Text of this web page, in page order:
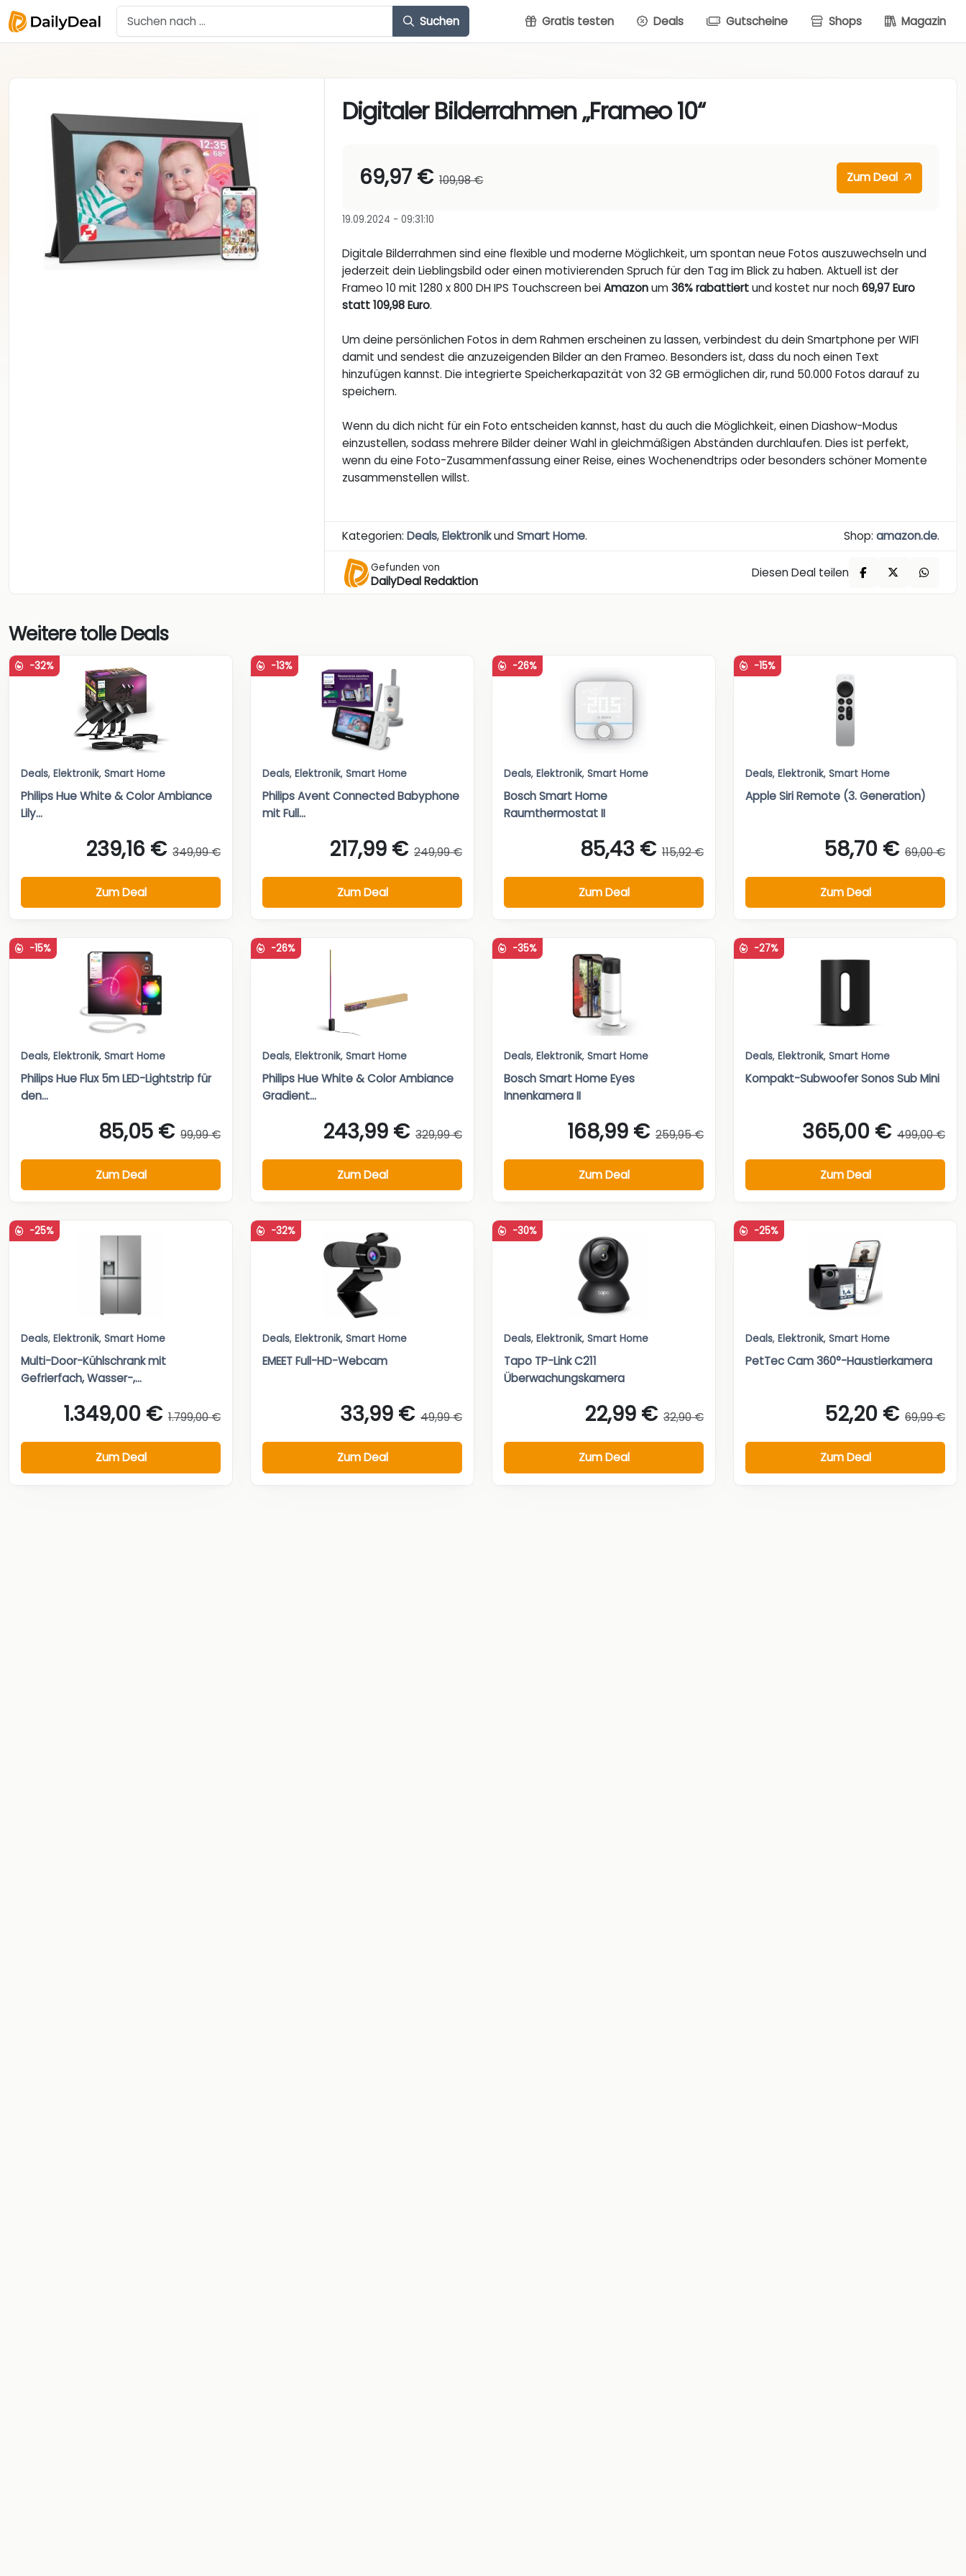
Suchen Gratis testen Deals Gutscheine Shops Magazin
Digitaler Bilderrahmen „Frameo 10“
69,97 € 109,98 € Zum Deal
19.09.2024 - 09:31:10
Digitale Bilderrahmen sind eine flexible und moderne Möglichkeit, um spontan neue Fotos auszuwechseln und
jederzeit dein Lieblingsbild oder einen motivierenden Spruch für den Tag im Blick zu haben. Aktuell ist der
Frameo 10 mit 1280 x 800 DH IPS Touchscreen beiAmazonum36% rabattiertund kostet nur noch69,97 Euro
statt 109,98 Euro.
Um deine persönlichen Fotos in dem Rahmen erscheinen zu lassen, verbindest du dein Smartphone per WIFI
damit und sendest die anzuzeigenden Bilder an den Frameo. Besonders ist, dass du noch einen Text
hinzufügen kannst. Die integrierte Speicherkapazität von 32 GB ermöglichen dir, rund 50.000 Fotos darauf zu
speichern.
Wenn du dich nicht für ein Foto entscheiden kannst, hast du auch die Möglichkeit, einen Diashow-Modus
einzustellen, sodass mehrere Bilder deiner Wahl in gleichmäßigen Abständen durchlaufen. Dies ist perfekt,
wenn du eine Foto-Zusammenfassung einer Reise, eines Wochenendtrips oder besonders schöner Momente
zusammenstellen willst.
Kategorien:Deals,ElektronikundSmart Home. Shop: amazon.de.
Gefunden von
DailyDeal Redaktion
Diesen Deal teilen
Weitere tolle Deals
-32%
Deals, Elektronik, Smart Home
Philips Hue White & Color Ambiance
Lily...
239,16 € 349,99 €
Zum Deal
-13%
Deals, Elektronik, Smart Home
Philips Avent Connected Babyphone
mit Full...
217,99 € 249,99 €
Zum Deal
-26%
Deals, Elektronik, Smart Home
Bosch Smart Home
Raumthermostat II
85,43 € 115,92 €
Zum Deal
-15%
Deals, Elektronik, Smart Home
Apple Siri Remote (3. Generation)
58,70 € 69,00 €
Zum Deal
-15%
Deals, Elektronik, Smart Home
Philips Hue Flux 5m LED-Lightstrip für
den...
85,05 € 99,99 €
Zum Deal
-26%
Deals, Elektronik, Smart Home
Philips Hue White & Color Ambiance
Gradient...
243,99 € 329,99 €
Zum Deal
-35%
Deals, Elektronik, Smart Home
Bosch Smart Home Eyes
Innenkamera II
168,99 € 259,95 €
Zum Deal
-27%
Deals, Elektronik, Smart Home
Kompakt-Subwoofer Sonos Sub Mini
365,00 € 499,00 €
Zum Deal
-25%
Deals, Elektronik, Smart Home
Multi-Door-Kühlschrank mit
Gefrierfach, Wasser-,...
1.349,00 € 1.799,00 €
Zum Deal
-32%
Deals, Elektronik, Smart Home
EMEET Full-HD-Webcam
33,99 € 49,99 €
Zum Deal
-30%
Deals, Elektronik, Smart Home
Tapo TP-Link C211
Überwachungskamera
22,99 € 32,90 €
Zum Deal
-25%
Deals, Elektronik, Smart Home
PetTec Cam 360°-Haustierkamera
52,20 € 69,99 €
Zum Deal